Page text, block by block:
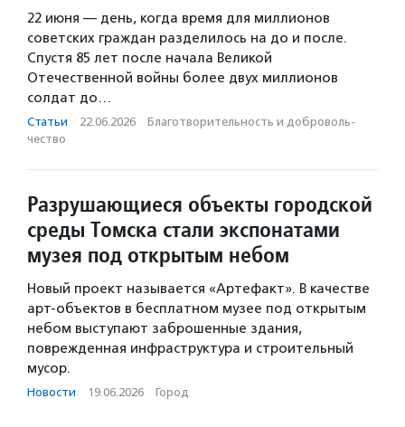
22 июня — день, когда время для миллионов
советских граждан разделилось на до и после.
Спустя 85 лет после начала Великой
Отечественной войны более двух миллионов
солдат до…
Статьи · 22.06.2026 · Благотвори­тель­ность и доброволь­
чест­во
Разрушающиеся объекты городской
среды Томска стали экспонатами
музея под открытым небом
Новый проект называется «Артефакт». В качестве
арт-объектов в бесплатном музее под открытым
небом выступают заброшенные здания,
поврежденная инфраструктура и строительный
мусор.
Новости · 19.06.2026 · Город